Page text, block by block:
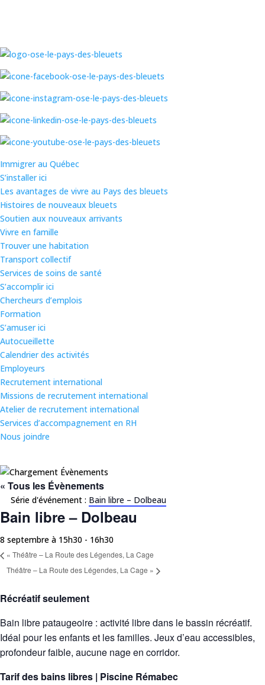
Immigrer au Québec
S’installer ici
Les avantages de vivre au Pays des bleuets
Histoires de nouveaux bleuets
Soutien aux nouveaux arrivants
Vivre en famille
Trouver une habitation
Transport collectif
Services de soins de santé
S’accomplir ici
Chercheurs d’emplois
Formation
S’amuser ici
Autocueillette
Calendrier des activités
Employeurs
Recrutement international
Missions de recrutement international
Atelier de recrutement international
Services d’accompagnement en RH
Nous joindre
« Tous les Évènements
Série d'événement : Bain libre – Dolbeau
Bain libre – Dolbeau
8 septembre à 15h30 - 16h30
« Théâtre – La Route des Légendes, La Cage
Théâtre – La Route des Légendes, La Cage »
Récréatif seulement
Bain libre pataugeoire : activité libre dans le bassin récréatif.
Idéal pour les enfants et les familles. Jeux d’eau accessibles,
profondeur faible, aucune nage en corridor.
Tarif des bains libres | Piscine Rémabec